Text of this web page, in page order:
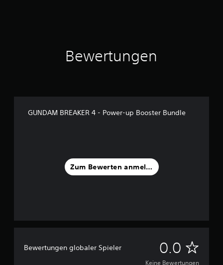
Bewertungen
GUNDAM BREAKER 4 - Power-up Booster Bundle
Zum Bewerten anmelden
Bewertungen globaler Spieler 0.0 K
Keine Bewertungen